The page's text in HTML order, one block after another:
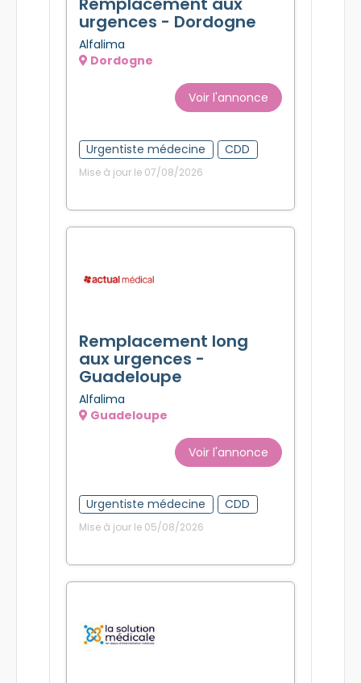
urgences - Dordogne
Alfalima
Dordogne
Voir l'annonce
Urgentiste médecine CDD
Mise à jour le 07/08/2026
Remplacement long
aux urgences -
Guadeloupe
Alfalima
Guadeloupe
Voir l'annonce
Urgentiste médecine CDD
Mise à jour le 05/08/2026